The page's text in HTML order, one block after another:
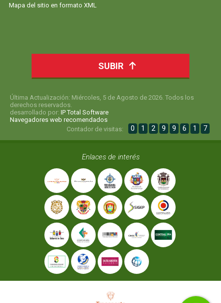
Mapa del sitio en formato XML
SUBIR
Última Actualización: Miércoles, 5 de Agosto de 2026. Todos los
derechos reservados.
desarrollado por: IP Total Software
Navegadores web recomendados
Contador de visitas:
0 1 2 9 9 6 1 7
Enlaces de interés